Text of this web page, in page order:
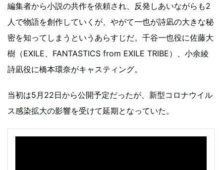
編集者から小説の共作を依頼され、反発しあいながらも2
人で物語を創作していくが、やがて一也が詩凪の大きな秘
密を知ってしまうというあらすじだ。千谷一也役に佐藤大
樹（EXILE、FANTASTICS from EXILE TRIBE）、小余綾
詩凪役に橋本環奈がキャスティング。
当初は5月22日から公開予定だったが、新型コロナウイル
ス感染拡大の影響を受けて延期となっていた。